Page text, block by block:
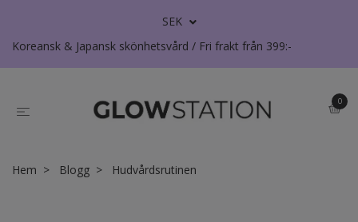
SEK
Koreansk & Japansk skönhetsvård / Fri frakt från 399:-
0
Hem Blogg Hudvårdsrutinen